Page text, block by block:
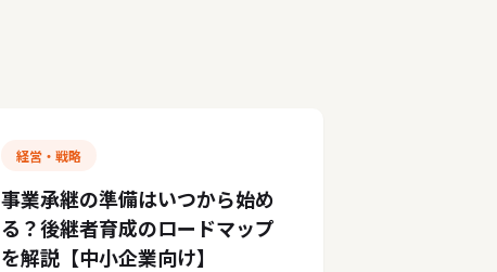
経営・戦略
事業承継の準備はいつから始め
る？後継者育成のロードマップ
を解説【中小企業向け】